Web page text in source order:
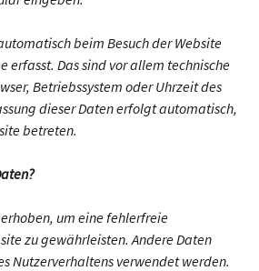
beim Besuch der Website
erfasst. Das sind vor allem technische
Betriebssystem oder Uhrzeit des
dieser Daten erfolgt automatisch,
betreten.
um eine fehlerfreie
zu gewährleisten. Andere Daten
Nutzerverhaltens verwendet werden.